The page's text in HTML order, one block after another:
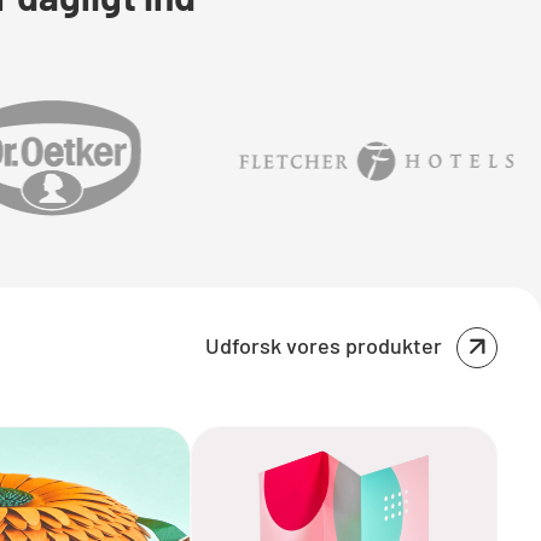
Udforsk vores produkter